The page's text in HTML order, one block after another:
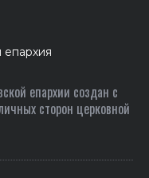
епархии создан c
сторон церковной